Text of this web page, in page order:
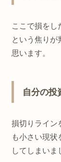
ここで損をし
という焦りが
思います。
自分の投
損切りライン
も小さい現状
してしまいま